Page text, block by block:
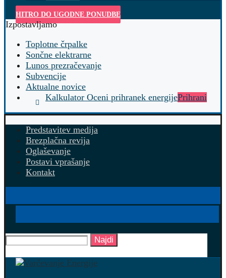
HITRO DO UGODNE PONUDBE
Izpostavljamo
Toplotne črpalke
Sončne elektrarne
Lunos prezračevanje
Subvencije
Aktualne novice
Kalkulator Oceni prihranek energijePrihrani
Predstavitev medija
Brezplačna revija
Oglaševanje
Postavi vprašanje
Kontakt
Najdi